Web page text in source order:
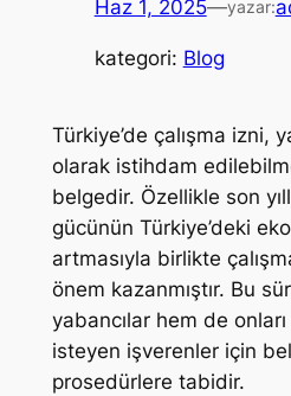
Haz 1, 2025—yazar:
kategori: Blog
Türkiye’de çalışma izni,
olarak istihdam
belgedir. Özellikle son
gücünün Türkiye’deki
artmasıyla birlikte
önem kazanmıştır. Bu
yabancılar hem de
isteyen işverenler için
prosedürlere tabidir.